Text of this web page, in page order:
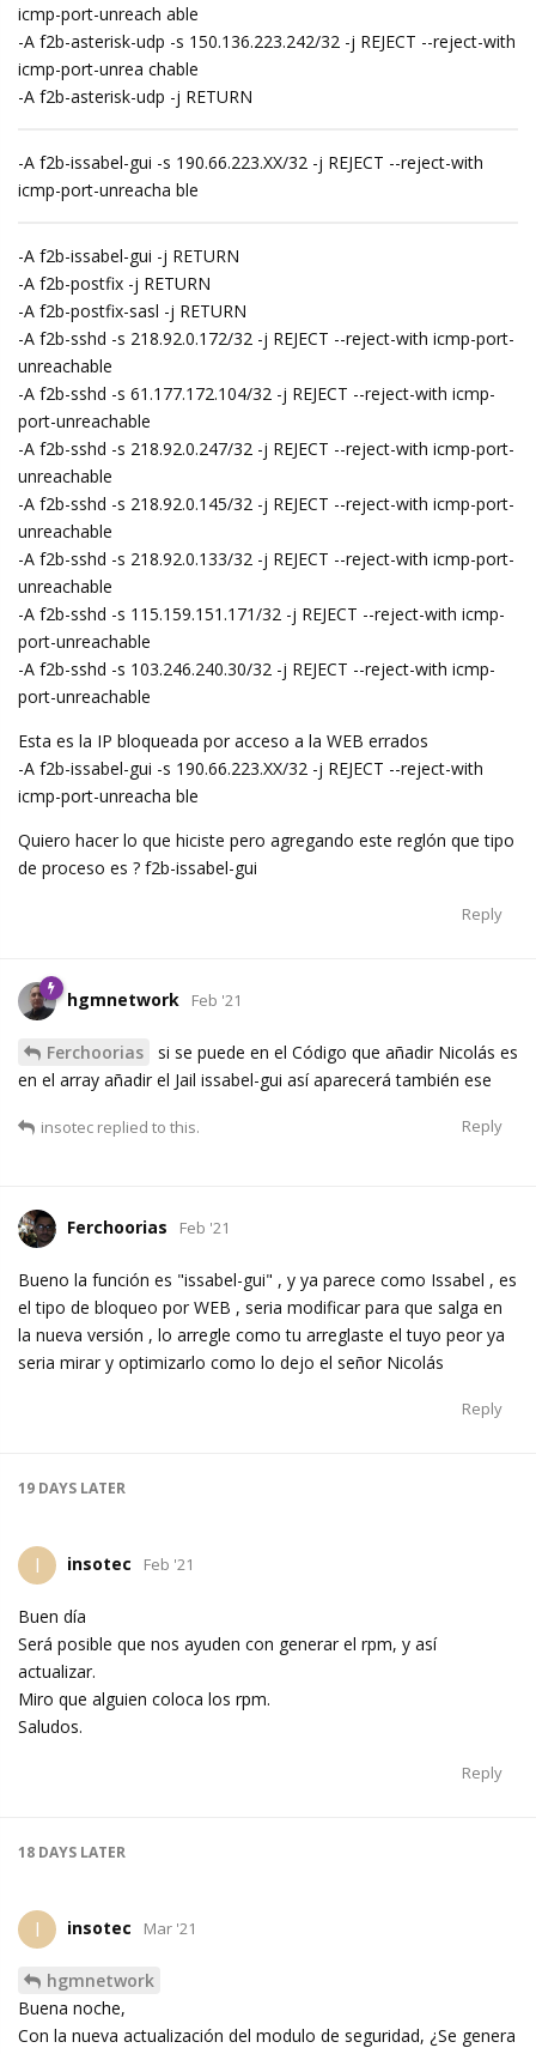
icmp-port-unreach able
-A f2b-asterisk-udp -s 150.136.223.242/32 -j REJECT --reject-with
icmp-port-unrea chable
-A f2b-asterisk-udp -j RETURN
-A f2b-issabel-gui -s 190.66.223.XX/32 -j REJECT --reject-with
icmp-port-unreacha ble
-A f2b-issabel-gui -j RETURN
-A f2b-postfix -j RETURN
-A f2b-postfix-sasl -j RETURN
-A f2b-sshd -s 218.92.0.172/32 -j REJECT --reject-with icmp-port-
unreachable
-A f2b-sshd -s 61.177.172.104/32 -j REJECT --reject-with icmp-
port-unreachable
-A f2b-sshd -s 218.92.0.247/32 -j REJECT --reject-with icmp-port-
unreachable
-A f2b-sshd -s 218.92.0.145/32 -j REJECT --reject-with icmp-port-
unreachable
-A f2b-sshd -s 218.92.0.133/32 -j REJECT --reject-with icmp-port-
unreachable
-A f2b-sshd -s 115.159.151.171/32 -j REJECT --reject-with icmp-
port-unreachable
-A f2b-sshd -s 103.246.240.30/32 -j REJECT --reject-with icmp-
port-unreachable
Esta es la IP bloqueada por acceso a la WEB errados
-A f2b-issabel-gui -s 190.66.223.XX/32 -j REJECT --reject-with
icmp-port-unreacha ble
Quiero hacer lo que hiciste pero agregando este reglón que tipo
de proceso es ? f2b-issabel-gui
Reply
hgmnetwork Feb '21
Ferchoorias
si se puede en el Código que añadir Nicolás es
en el array añadir el Jail issabel-gui así aparecerá también ese
Reply
insotec replied to this.
Ferchoorias Feb '21
Bueno la función es "issabel-gui" , y ya parece como Issabel , es
el tipo de bloqueo por WEB , seria modificar para que salga en
la nueva versión , lo arregle como tu arreglaste el tuyo peor ya
seria mirar y optimizarlo como lo dejo el señor Nicolás
Reply
19 DAYS LATER
I insotec Feb '21
Buen día
Será posible que nos ayuden con generar el rpm, y así
actualizar.
Miro que alguien coloca los rpm.
Saludos.
Reply
18 DAYS LATER
I insotec Mar '21
hgmnetwork
Buena noche,
Con la nueva actualización del modulo de seguridad, ¿Se genera